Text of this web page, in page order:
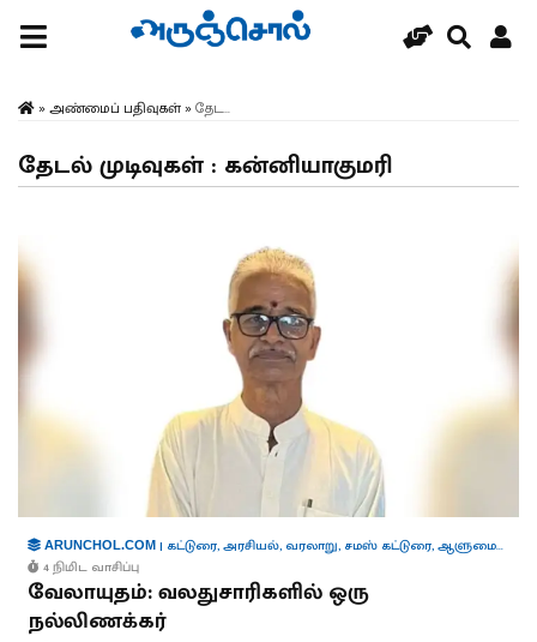
» அண்மைப் பதிவுகள்» தேட...
தேடல் முடிவுகள் : கன்னியாகுமரி
ARUNCHOL.COM | கட்டுரை,அரசியல், வரலாறு, சமஸ் கட்டுரை,ஆளுமைகள்
4 நிமிட வாசிப்பு
வேலாயுதம்: வலதுசாரிகளில் ஒரு
நல்லிணக்கர்